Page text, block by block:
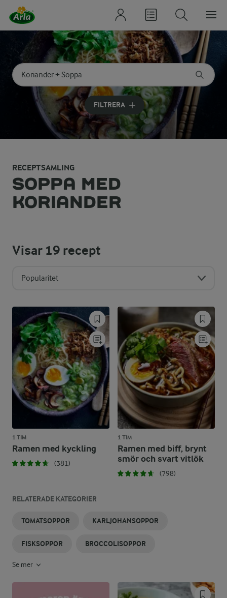
Sök på kategori eller ingrediens
Skriv in sökord för att få förslag
FILTRERA
RECEPTSAMLING
SOPPA MED
KORIANDER
Visar19 recept
Popularitet
1 TIM
Ramen med kyckling
(381)
1 TIM
Ramen med biff, brynt
smör och svart vitlök
(798)
RELATERADE KATEGORIER
TOMATSOPPOR KARLJOHANSOPPOR
FISKSOPPOR BROCCOLISOPPOR
Se mer